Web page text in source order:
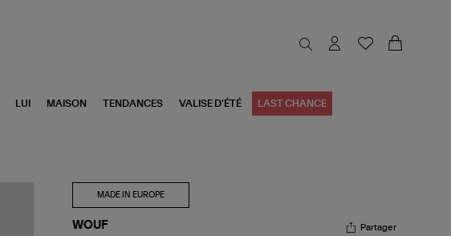
LUI MAISON TENDANCES VALISE D'ÉTÉ LAST CHANCE
MADE IN EUROPE
WOUF Partager